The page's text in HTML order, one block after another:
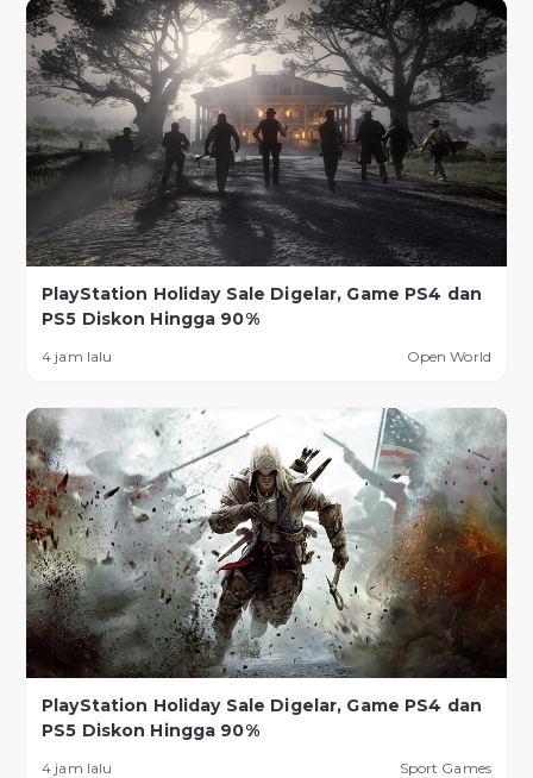
PlayStation Holiday Sale Digelar, Game PS4 dan
PS5 Diskon Hingga 90%
4 jam lalu Open World
PlayStation Holiday Sale Digelar, Game PS4 dan
PS5 Diskon Hingga 90%
4 jam lalu Sport Games